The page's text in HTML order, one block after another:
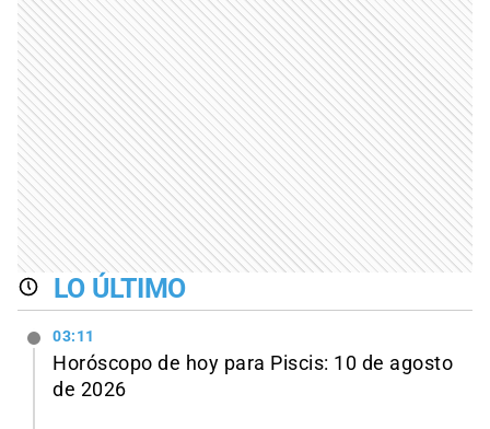
LO ÚLTIMO
03:11
Horóscopo de hoy para Piscis: 10 de agosto
de 2026